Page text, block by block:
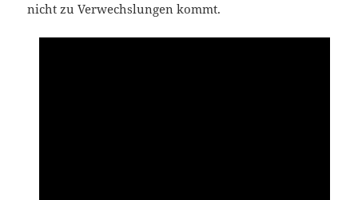
nicht zu Verwechslungen kommt.